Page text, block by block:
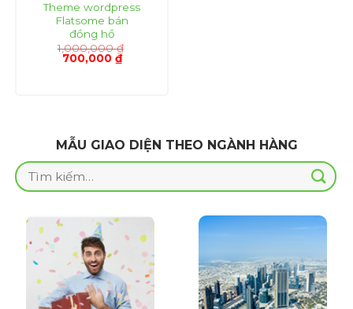
Theme wordpress
Flatsome bán
đồng hồ
1,000,000₫
Giá
700,000 ₫Giá
hiện
MẪU GIAO DIỆN THEO NGÀNH HÀNG
Tìm
kiếm: